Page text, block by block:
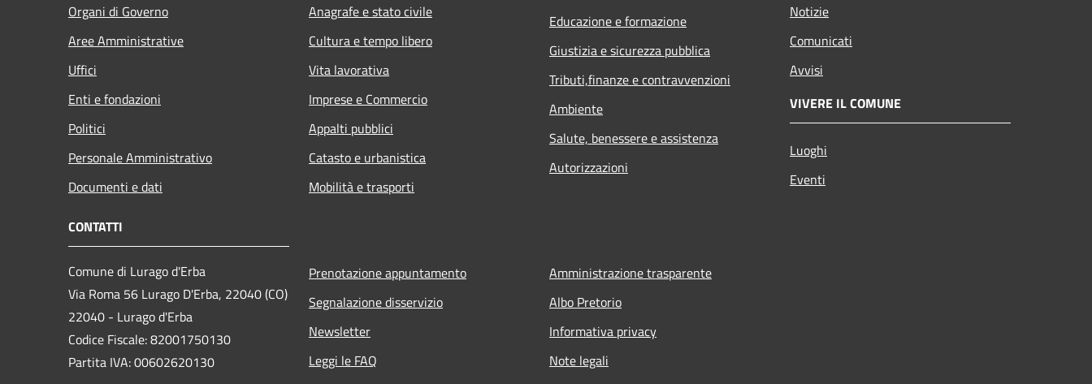
Organi di Governo
Aree Amministrative
Uffici
Enti e fondazioni
Politici
Personale Amministrativo
Documenti e dati
Anagrafe e stato civile
Cultura e tempo libero
Vita lavorativa
Imprese e Commercio
Appalti pubblici
Catasto e urbanistica
Mobilità e trasporti
Educazione e formazione
Giustizia e sicurezza pubblica
Tributi,finanze e contravvenzioni
Ambiente
Salute, benessere e assistenza
Autorizzazioni
Notizie
Comunicati
Avvisi
VIVERE IL COMUNE
Luoghi
Eventi
CONTATTI
Comune di Lurago d'Erba
Via Roma 56 Lurago D'Erba, 22040 (CO)
22040 - Lurago d'Erba
Codice Fiscale: 82001750130
Partita IVA: 00602620130
Prenotazione appuntamento
Segnalazione disservizio
Newsletter
Leggi le FAQ
Amministrazione trasparente
Albo Pretorio
Informativa privacy
Note legali